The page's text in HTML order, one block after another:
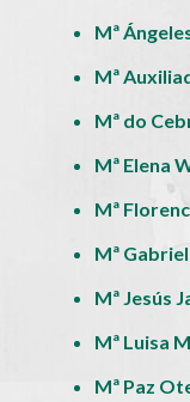
Mª
Mª
Mª do
Mª Elena
Mª
Mª
Mª Jesús
Mª Luisa
Mª Paz